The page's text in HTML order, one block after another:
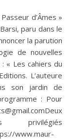
paru dans le
la parution
de nouvelles
« Les cahiers du
L’auteure
son jardin de
: Pour
www.maur-